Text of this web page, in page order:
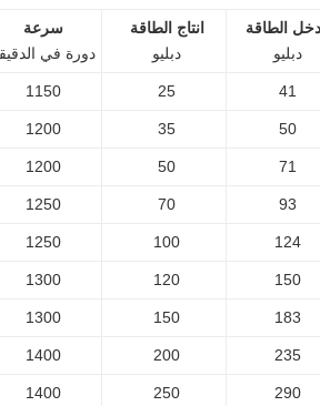
الطاقة
دبليو
انتاج الطاقة
دبليو
سرعة
دورة في
41
25
1150
50
35
1200
71
50
1200
93
70
1250
124
100
1250
150
120
1300
183
150
1300
235
200
1400
290
250
1400